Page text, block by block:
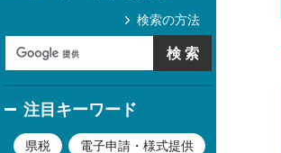
検索の方法
注目キーワード
県税 電子申請・様式提供